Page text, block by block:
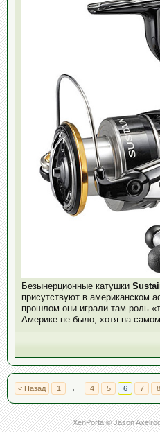
Безынерционные катушки
присутствуют в американском
прошлом они играли там роль
Америке не было, хотя на
< Назад 1 ← 4 5 6 7 8
XenPorta© Jason